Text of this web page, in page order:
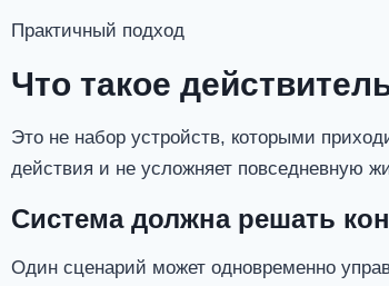
Практичный подход
Что такое
Это не набор устройств, которыми
действия и не усложняет повседневную
Система должна решать
Один сценарий может одновременно